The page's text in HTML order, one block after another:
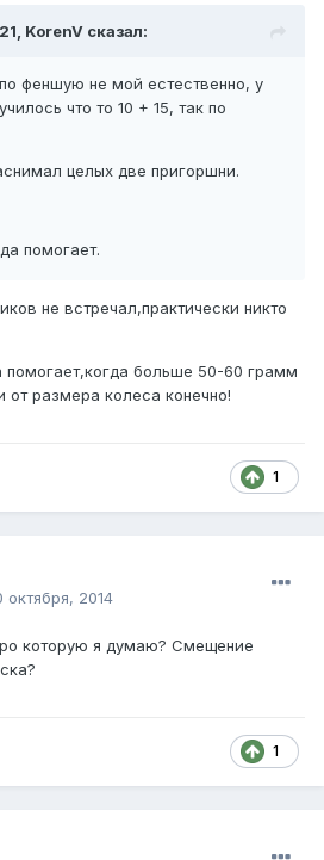
KorenV сказал:
феншую не мой естественно, у
что то 10 + 15, так по
целых две пригоршни.
помогает.
не встречал,практически никто
помогает,когда больше 50-60 грамм
от размера колеса конечно!
1
октября, 2014
которую я думаю? Смещение
1